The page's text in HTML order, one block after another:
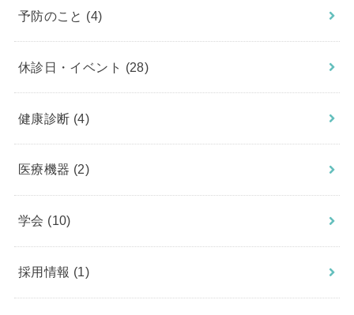
予防のこと (4)
休診日・イベント (28)
健康診断 (4)
医療機器 (2)
学会 (10)
採用情報 (1)